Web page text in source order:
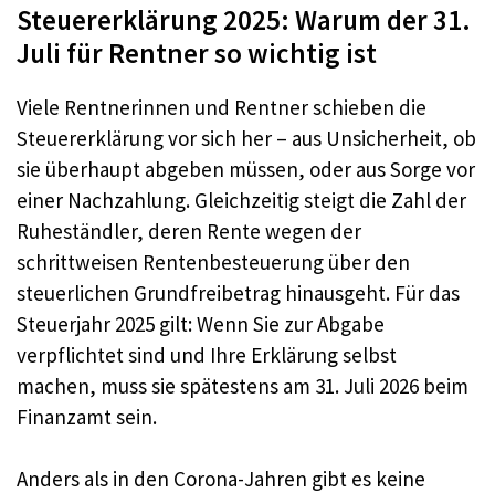
Steuererklärung 2025: Warum der 31.
Juli für Rentner so wichtig ist
Viele Rentnerinnen und Rentner schieben die
Steuererklärung vor sich her – aus Unsicherheit, ob
sie überhaupt abgeben müssen, oder aus Sorge vor
einer Nachzahlung. Gleichzeitig steigt die Zahl der
Ruheständler, deren Rente wegen der
schrittweisen Rentenbesteuerung über den
steuerlichen Grundfreibetrag hinausgeht. Für das
Steuerjahr 2025 gilt: Wenn Sie zur Abgabe
verpflichtet sind und Ihre Erklärung selbst
machen, muss sie spätestens am 31. Juli 2026 beim
Finanzamt sein.
Anders als in den Corona-Jahren gibt es keine